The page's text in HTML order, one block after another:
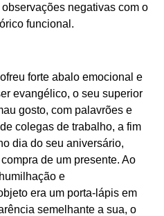
negativas com o
funcional.
forte abalo emocional e
evangélico, o seu superior
gosto, com palavrões e
colegas de trabalho, a fim
dia do seu aniversário,
de um presente. Ao
e
era um porta-lápis em
semelhante a sua, o